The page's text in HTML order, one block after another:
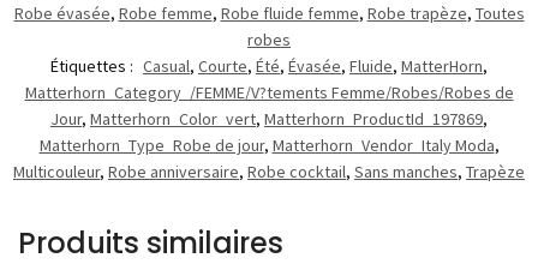
Robe évasée, Robe femme, Robe fluide femme, Robe trapèze, Toutes
robes
Étiquettes : Casual, Courte, Été, Évasée, Fluide, MatterHorn,
Matterhorn_Category_/FEMME/V?tements Femme/Robes/Robes de
Jour, Matterhorn_Color_vert, Matterhorn_ProductId_197869,
Matterhorn_Type_Robe de jour, Matterhorn_Vendor_Italy Moda,
Multicouleur, Robe anniversaire, Robe cocktail, Sans manches, Trapèze
Produits similaires